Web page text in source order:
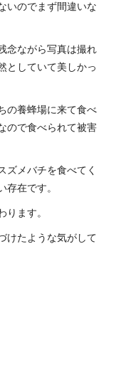
いのでまず間違いな
念ながら写真は撮れ
としていて美しかっ
の養蜂場に来て食べ
ので食べられて被害
ズメバチを食べてく
存在です。
ります。
けたような気がして